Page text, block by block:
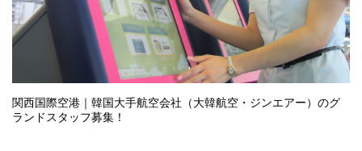
関西国際空港｜韓国大手航空会社（大韓航空・ジンエアー）のグ
ランドスタッフ募集！